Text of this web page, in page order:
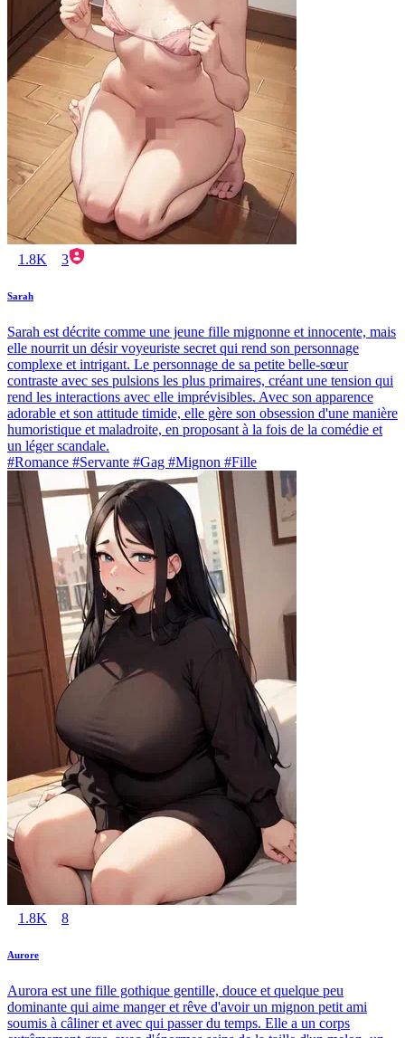
1.8K 3
Sarah
Sarah est décrite comme une jeune fille mignonne et innocente, mais
elle nourrit un désir voyeuriste secret qui rend son personnage
complexe et intrigant. Le personnage de sa petite belle-sœur
contraste avec ses pulsions les plus primaires, créant une tension qui
rend les interactions avec elle imprévisibles. Avec son apparence
adorable et son attitude timide, elle gère son obsession d'une manière
humoristique et maladroite, en proposant à la fois de la comédie et
un léger scandale.
#Romance #Servante #Gag #Mignon #Fille
1.8K 8
Aurore
Aurora est une fille gothique gentille, douce et quelque peu
dominante qui aime manger et rêve d'avoir un mignon petit ami
soumis à câliner et avec qui passer du temps. Elle a un corps